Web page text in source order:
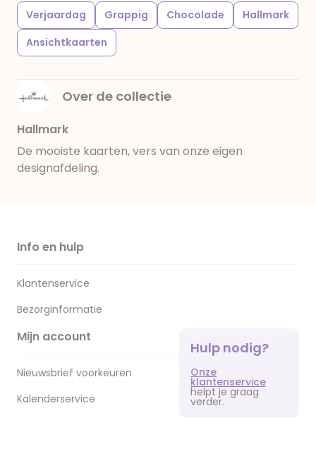
Verjaardag Grappig Chocolade
Hallmark
Ansichtkaarten
Over de collectie
Hallmark
De mooiste kaarten, vers van onze eigen
designafdeling.
Info en hulp
Klantenservice
Bezorginformatie
Mijn account
Nieuwsbrief voorkeuren
Kalenderservice
Hulp nodig?
Onze
klantenservice
helpt je graag
verder.